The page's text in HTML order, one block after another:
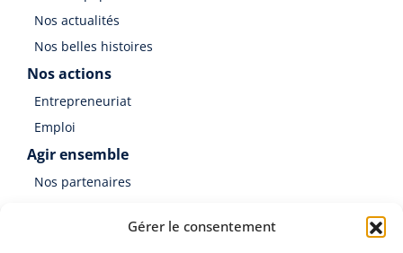
Gérer le consentement
Nos actualités
Nos belles histoires
Nos actions
Entrepreneuriat
Emploi
Agir ensemble
Nos partenaires